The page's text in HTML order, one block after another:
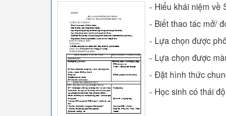
- Hiểu khái niệm về
- Biết thao tác mở/
- Lựa chọn được
- Lựa chọn được
- Đặt hình thức
- Học sinh có thái